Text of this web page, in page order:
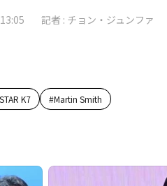
記者 : チョン・ジュンファ
K7 #Martin Smith